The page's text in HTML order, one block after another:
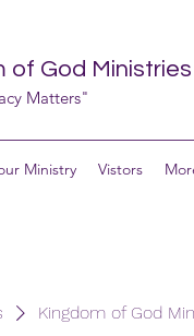
of God
Matters"
Ministry Vistors
Kingdom of God